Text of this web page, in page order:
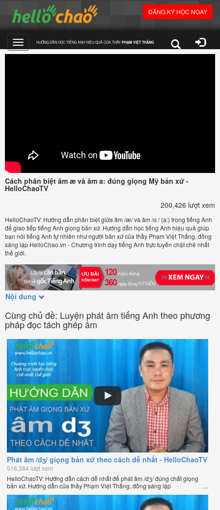
ĐĂNG KÝ HỌC NGAY
Toggle
HƯỚNG DẪN HỌC TIẾNG ANH HIỆU QUẢ CỦA THẦY PHẠM VIỆT THẮNG
Cách phân biệt âm æ và âm a: đúng giọng Mỹ bản xứ -
HelloChaoTV
200,426 lượt xem
HelloChaoTV: Hướng dẫn phân biệt giữa âm /æ/ và âm /ɑː/ (a:) trong tiếng Anh
để giao tiếp tiếng Anh giọng bản xứ. Hướng dẫn học tiếng Anh hiệu quả giúp
bạn nói tiếng Anh tự nhiên như người bản xứ của thầy Phạm Việt Thắng, đồng
sáng lập HelloChao.vn - Chương trình dạy tiếng Anh trực tuyến chặt chẽ nhất
thế giới.
Nội dung
Cùng chủ đề: Luyện phát âm tiếng Anh theo phương
pháp đọc tách ghép âm
Phát âm /dʒ/ giọng bản xứ theo cách dễ nhất - HelloChaoTV
516,384 lượt xem
HelloChaoTV: Hướng dẫn cách dễ nhất để phát âm /dʒ/ đúng chất giọng
bản xứ. Hướng dẫn của thầy Phạm Việt Thắng, đồng sáng lập
HelloChao.vn - Chương trình dạy tiếng Anh trực tuyến chặt chẽ nhất thế
giới.